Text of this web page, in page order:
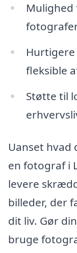
fleksible
Støtte til
Uanset hvad
en fotograf i
levere
billeder, der
dit liv. Gør
bruge